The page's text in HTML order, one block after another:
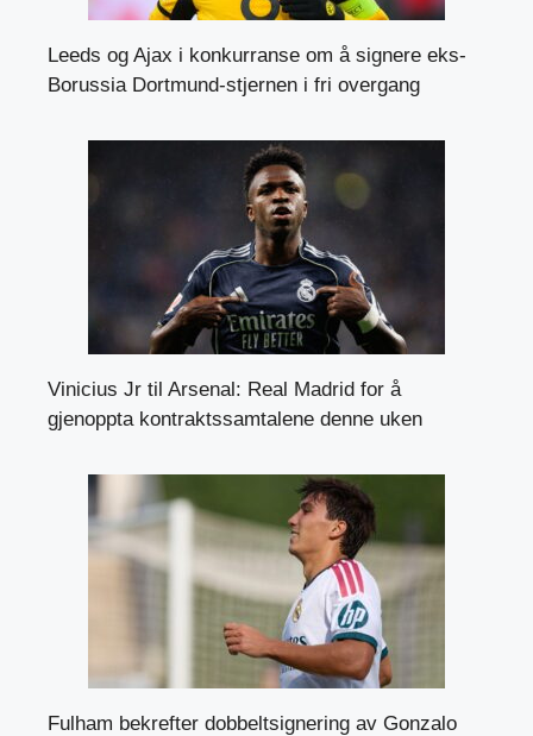
Leeds og Ajax i konkurranse om å signere eks-
Borussia Dortmund-stjernen i fri overgang
Vinicius Jr til Arsenal: Real Madrid for å
gjenoppta kontraktssamtalene denne uken
Fulham bekrefter dobbeltsignering av Gonzalo